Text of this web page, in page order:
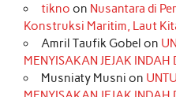
tikno on Nusantara di
Konstruksi Maritim, Laut
Amril Taufik Gobel on
MENYISAKAN JEJAK INDAH
Musniaty Musni on